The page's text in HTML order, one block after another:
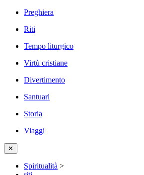
Preghiera
Riti
Tempo liturgico
Virtù cristiane
Divertimento
Santuari
Storia
Viaggi
✕
Spiritualità >